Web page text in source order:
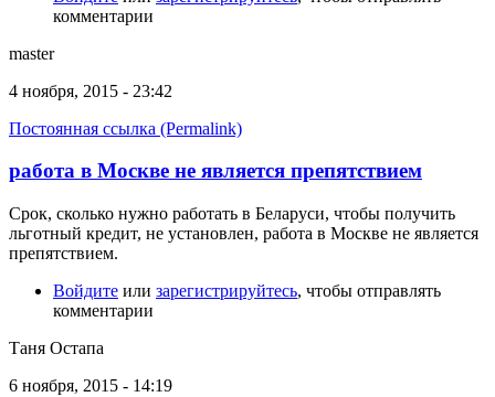
комментарии
master
4 ноября, 2015 - 23:42
Постоянная ссылка (Permalink)
работа в Москве не является препятствием
Срок, сколько нужно работать в Беларуси, чтобы получить
льготный кредит, не установлен, работа в Москве не является
препятствием.
Войдите или зарегистрируйтесь, чтобы отправлять
комментарии
Таня Остапа
6 ноября, 2015 - 14:19